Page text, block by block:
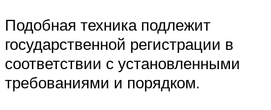
Подобная техника подлежит
государственной регистрации в
соответствии с установленными
требованиями и порядком.